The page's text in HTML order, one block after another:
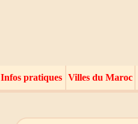
Infos pratiques Villes du Maroc